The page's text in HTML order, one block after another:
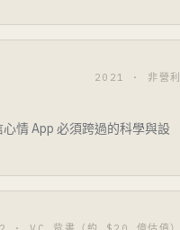
2021 · 非營利
情 App 必須跨過的科學與設